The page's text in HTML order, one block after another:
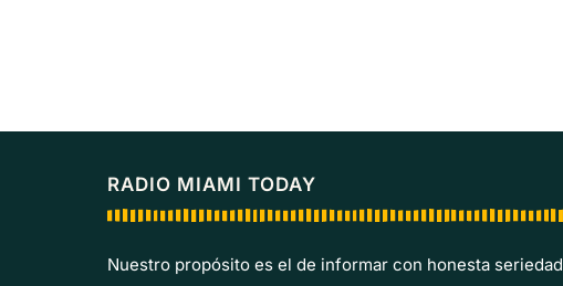
RADIO MIAMI TODAY
Nuestro propósito es el de informar con honesta seriedad